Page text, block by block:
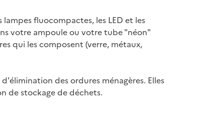
fluocompactes, les LED et les
votre ampoule ou votre tube "néon"
qui les composent (verre, métaux,
des ordures ménagères. Elles
de stockage de déchets.